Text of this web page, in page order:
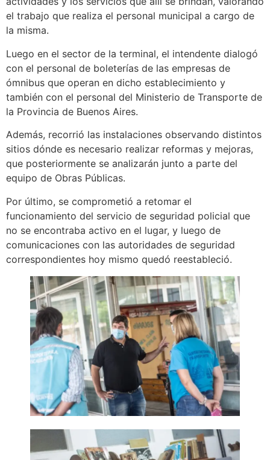
el trabajo que realiza el personal municipal a cargo de
la misma.
Luego en el sector de la terminal, el intendente dialogó
con el personal de boleterías de las empresas de
ómnibus que operan en dicho establecimiento y
también con el personal del Ministerio de Transporte de
la Provincia de Buenos Aires.
Además, recorrió las instalaciones observando distintos
sitios dónde es necesario realizar reformas y mejoras,
que posteriormente se analizarán junto a parte del
equipo de Obras Públicas.
Por último, se comprometió a retomar el
funcionamiento del servicio de seguridad policial que
no se encontraba activo en el lugar, y luego de
comunicaciones con las autoridades de seguridad
correspondientes hoy mismo quedó reestableció.